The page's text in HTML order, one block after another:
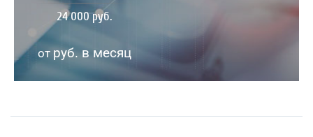
24 000 руб.
от руб. в месяц